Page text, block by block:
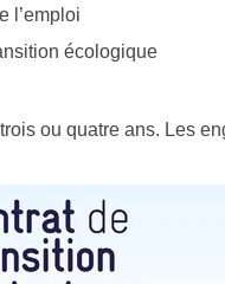
l’emploi
écologique
ou quatre ans. Les